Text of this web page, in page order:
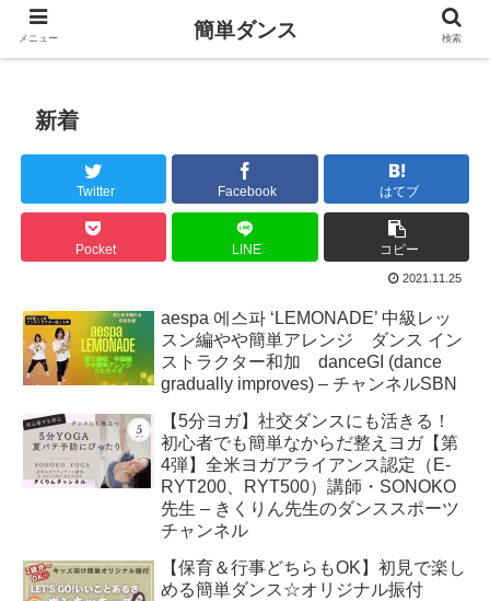
新着
Twitter Facebook はてブ
Pocket LINE コピー
2021.11.25
aespa 에스파 ‘LEMONADE’ 中級レッ
スン編やや簡単アレンジ ダンス イン
ストラクター和加 danceGI (dance
gradually improves) – チャンネルSBN
【5分ヨガ】社交ダンスにも活きる！
初心者でも簡単なからだ整えヨガ【第
4弾】全米ヨガアライアンス認定（E-
RYT200、RYT500）講師・SONOKO
先生 – きくりん先生のダンススポーツ
チャンネル
【保育＆行事どちらもOK】初見で楽し
める簡単ダンス☆オリジナル振付
メニュー 簡単ダンス 検索